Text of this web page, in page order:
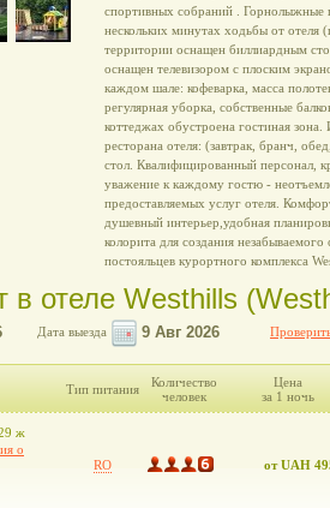
спортивных собраний . Горнолыжные
нескольких минутах ходьбы от отеля
территории оснащен биллиардным
оснащен телевизором с плоским
каждом шале: кофеварка, масса
регулярная уборка, собственные
коттеджах обустроена гостиная зона.
ресторана отеля: (завтрак, бранч,
стол. Квалифицированный персонал,
уважение к каждому гостю -
предоставляемых услуг отеля.
душевный интерьер,удобная
колорита для создания
постояльцев курортного комплекса
в отеле Westhills
Дата выезда
Тип питания
Количество
человек
Цена
за 1 ночь
ж
о
RO от UAH